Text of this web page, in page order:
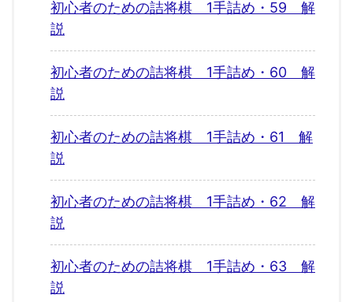
初心者のための詰将棋 1手詰め・59 解
説
初心者のための詰将棋 1手詰め・60 解
説
初心者のための詰将棋 1手詰め・61 解
説
初心者のための詰将棋 1手詰め・62 解
説
初心者のための詰将棋 1手詰め・63 解
説